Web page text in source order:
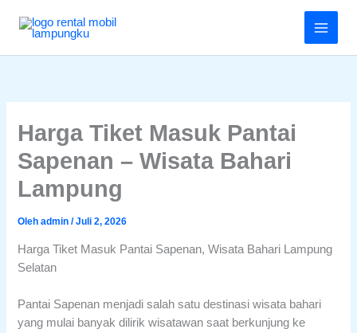
Harga Tiket Masuk Pantai
Sapenan – Wisata Bahari
Lampung
Olehadmin/Juli 2, 2026
Harga Tiket Masuk Pantai Sapenan, Wisata Bahari Lampung
Selatan
Pantai Sapenan menjadi salah satu destinasi wisata bahari
yang mulai banyak dilirik wisatawan saat berkunjung ke